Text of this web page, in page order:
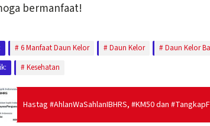
bermanfaat!
6 Manfaat Daun Kelor Daun Kelor
Daun Kelor
Kesehatan
Hastag #AhlanWaSahlanIBHRS, #KM50 dan